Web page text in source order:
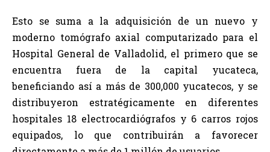
Esto se suma a la adquisición de un nuevo y
moderno tomógrafo axial computarizado para el
Hospital General de Valladolid, el primero que se
encuentra fuera de la capital yucateca,
beneficiando así a más de 300,000 yucatecos, y se
distribuyeron estratégicamente en diferentes
hospitales 18 electrocardiógrafos y 6 carros rojos
equipados, lo que contribuirán a favorecer